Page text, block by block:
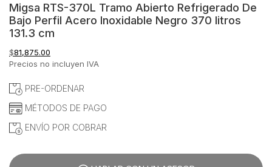
Migsa RTS-370L Tramo Abierto Refrigerado De
Bajo Perfil Acero Inoxidable Negro 370 litros
131.3 cm
$81,875.00
Precios no incluyen IVA
PRE-ORDENAR
MÉTODOS DE PAGO
ENVÍO POR COBRAR